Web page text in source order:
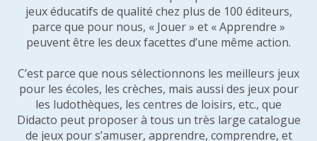
jeux éducatifs de qualité chez plus de 100 éditeurs,
parce que pour nous, « Jouer » et « Apprendre »
peuvent être les deux facettes d’une même action.
C’est parce que nous sélectionnons les meilleurs jeux
pour les écoles, les crèches, mais aussi des jeux pour
les ludothèques, les centres de loisirs, etc., que
Didacto peut proposer à tous un très large catalogue
de jeux pour s’amuser, apprendre, comprendre, et